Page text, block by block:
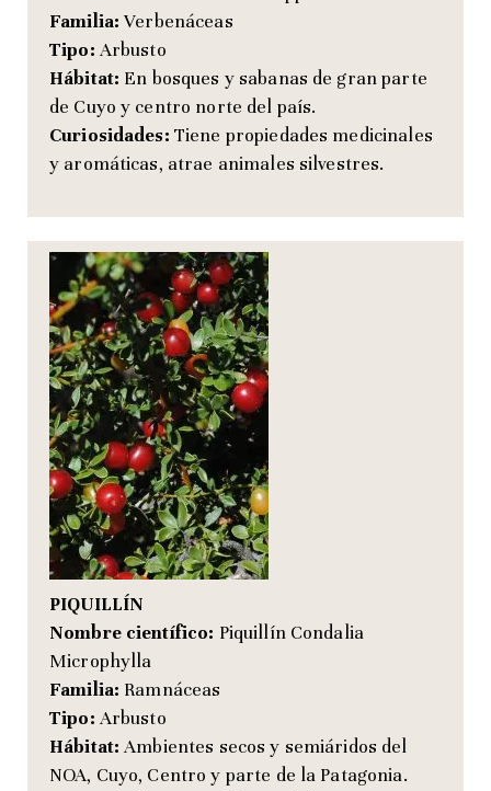
Familia: Verbenáceas
Tipo:Arbusto
Hábitat: En bosques y sabanas de gran parte
de Cuyo y centro norte del país.
Curiosidades: Tiene propiedades medicinales
y aromáticas, atrae animales silvestres.
PIQUILLÍN
Nombre científico: Piquillín Condalia
Microphylla
Familia: Ramnáceas
Tipo:Arbusto
Hábitat:Ambientes secos y semiáridos del
NOA, Cuyo, Centro y parte de la Patagonia.